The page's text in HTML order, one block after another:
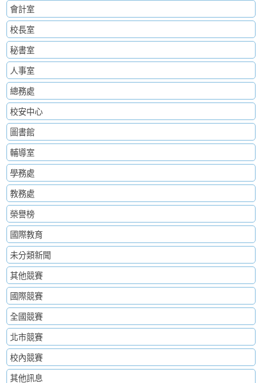
會計室
校長室
秘書室
人事室
總務處
校安中心
圖書館
輔導室
學務處
教務處
榮譽榜
國際教育
未分類新聞
其他競賽
國際競賽
全國競賽
北市競賽
校內競賽
其他訊息